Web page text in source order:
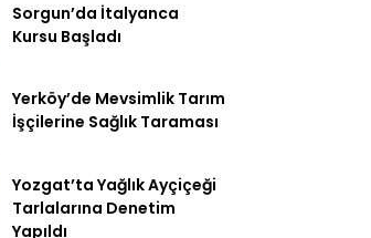
Sorgun’da İtalyanca
Kursu Başladı
Yerköy’de Mevsimlik Tarım
İşçilerine Sağlık Taraması
Yozgat’ta Yağlık Ayçiçeği
Tarlalarına Denetim
Yapıldı